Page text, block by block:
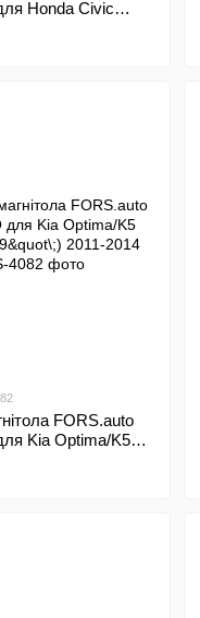
Honda Civic
FORS.auto
Kia Optima/K5